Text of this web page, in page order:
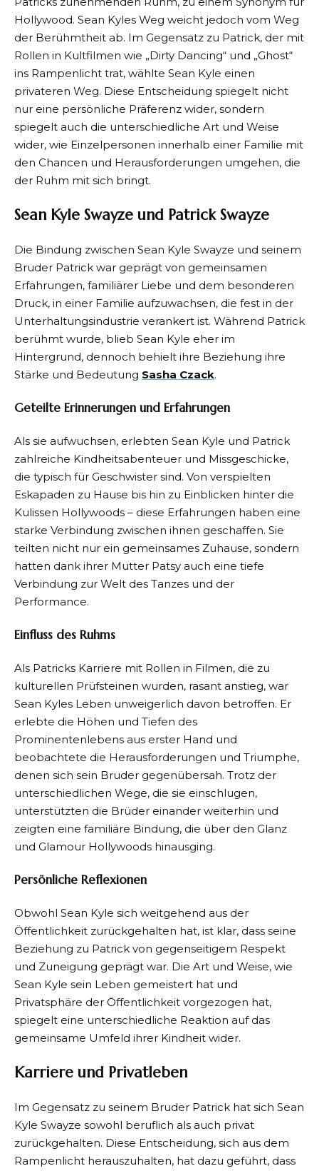
Hollywood. Sean Kyles Weg weicht jedoch vom Weg
der Berühmtheit ab. Im Gegensatz zu Patrick, der mit
Rollen in Kultfilmen wie „Dirty Dancing“ und „Ghost“
ins Rampenlicht trat, wählte Sean Kyle einen
privateren Weg. Diese Entscheidung spiegelt nicht
nur eine persönliche Präferenz wider, sondern
spiegelt auch die unterschiedliche Art und Weise
wider, wie Einzelpersonen innerhalb einer Familie mit
den Chancen und Herausforderungen umgehen, die
der Ruhm mit sich bringt.
Sean Kyle Swayze und Patrick Swayze
Die Bindung zwischen Sean Kyle Swayze und seinem
Bruder Patrick war geprägt von gemeinsamen
Erfahrungen, familiärer Liebe und dem besonderen
Druck, in einer Familie aufzuwachsen, die fest in der
Unterhaltungsindustrie verankert ist. Während Patrick
berühmt wurde, blieb Sean Kyle eher im
Hintergrund, dennoch behielt ihre Beziehung ihre
Stärke und Bedeutung Sasha Czack.
Geteilte Erinnerungen und Erfahrungen
Als sie aufwuchsen, erlebten Sean Kyle und Patrick
zahlreiche Kindheitsabenteuer und Missgeschicke,
die typisch für Geschwister sind. Von verspielten
Eskapaden zu Hause bis hin zu Einblicken hinter die
Kulissen Hollywoods – diese Erfahrungen haben eine
starke Verbindung zwischen ihnen geschaffen. Sie
teilten nicht nur ein gemeinsames Zuhause, sondern
hatten dank ihrer Mutter Patsy auch eine tiefe
Verbindung zur Welt des Tanzes und der
Performance.
Einfluss des Ruhms
Als Patricks Karriere mit Rollen in Filmen, die zu
kulturellen Prüfsteinen wurden, rasant anstieg, war
Sean Kyles Leben unweigerlich davon betroffen. Er
erlebte die Höhen und Tiefen des
Prominentenlebens aus erster Hand und
beobachtete die Herausforderungen und Triumphe,
denen sich sein Bruder gegenübersah. Trotz der
unterschiedlichen Wege, die sie einschlugen,
unterstützten die Brüder einander weiterhin und
zeigten eine familiäre Bindung, die über den Glanz
und Glamour Hollywoods hinausging.
Persönliche Reflexionen
Obwohl Sean Kyle sich weitgehend aus der
Öffentlichkeit zurückgehalten hat, ist klar, dass seine
Beziehung zu Patrick von gegenseitigem Respekt
und Zuneigung geprägt war. Die Art und Weise, wie
Sean Kyle sein Leben gemeistert hat und
Privatsphäre der Öffentlichkeit vorgezogen hat,
spiegelt eine unterschiedliche Reaktion auf das
gemeinsame Umfeld ihrer Kindheit wider.
Karriere und Privatleben
Im Gegensatz zu seinem Bruder Patrick hat sich Sean
Kyle Swayze sowohl beruflich als auch privat
zurückgehalten. Diese Entscheidung, sich aus dem
Rampenlicht herauszuhalten, hat dazu geführt, dass